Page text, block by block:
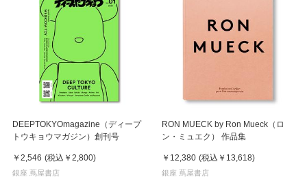
DEEPTOKYOmagazine（ディープ
トウキョウマガジン）創刊号
￥2,546 (税込 ￥2,800)
銀座 蔦屋書店
RON MUECK by Ron Mueck（ロ
ン・ミュエク） 作品集
￥12,380 (税込 ￥13,618)
銀座 蔦屋書店